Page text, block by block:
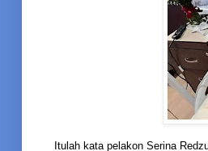
Itulah kata pelakon Serina